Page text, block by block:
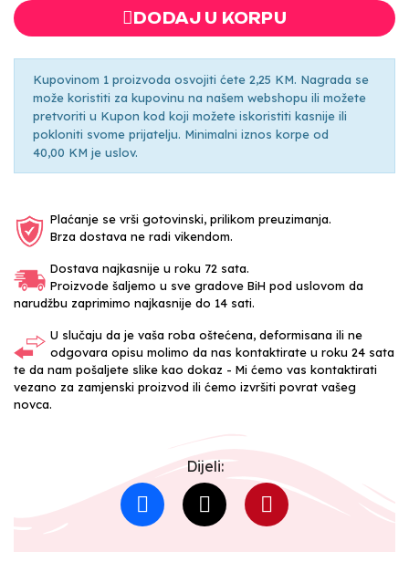
DODAJ U KORPU
Kupovinom 1 proizvoda osvojiti ćete 2,25 KM. Nagrada se
može koristiti za kupovinu na našem webshopu ili možete
pretvoriti u Kupon kod koji možete iskoristiti kasnije ili
pokloniti svome prijatelju. Minimalni iznos korpe od
40,00 KM je uslov.
Plaćanje se vrši gotovinski, prilikom preuzimanja.
Brza dostava ne radi vikendom.
Dostava najkasnije u roku 72 sata.
Proizvode šaljemo u sve gradove BiH pod uslovom da
narudžbu zaprimimo najkasnije do 14 sati.
U slučaju da je vaša roba oštećena, deformisana ili ne
odgovara opisu molimo da nas kontaktirate u roku 24 sata
te da nam pošaljete slike kao dokaz - Mi ćemo vas kontaktirati
vezano za zamjenski proizvod ili ćemo izvršiti povrat vašeg
novca.
Dijeli: